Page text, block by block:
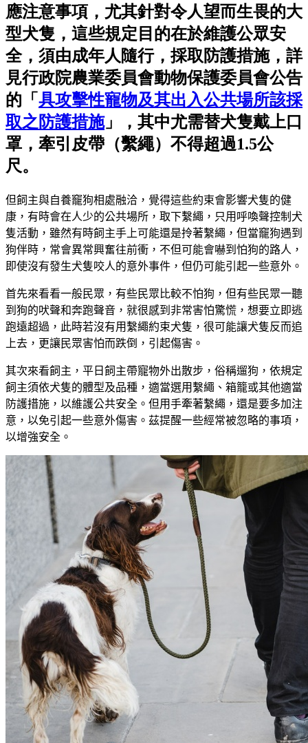
應注意事項，尤其針對令人望而生畏的大
型犬隻，這些規定目的在於維護公眾安
全，須由成年人隨行，採取防護措施，詳
見行政院農業委員會動物保護委員會公告
的「 具攻擊性寵物及其出入公共場所該採
取之防護措施」，其中尤需替犬隻戴上口
罩，牽引皮帶（繫繩）不得超過1.5公
尺。
但飼主與自養竉狗相處融洽，覺得這些約束會影響犬隻的健
康，有時會在人少的公共場所，取下繫繩，只用呼喚聲控制犬
隻活動，雖然有時飼主手上可能還是拎著繫繩，但當竉狗遇到
狗伴時，常會異常興奮往前衝，不但可能會嚇到怕狗的路人，
即使沒有發生犬隻咬人的意外事件，但仍可能引起一些意外。
首先來看看一般民眾，有些民眾比較不怕狗，但有些民眾一聽
到狗的吠聲和奔跑聲音，就很感到非常害怕驚慌，想要立即逃
跑遠超過，此時若沒有用繫繩約束犬隻，很可能讓犬隻反而追
上去，更讓民眾害怕而跌倒，引起傷害。
其次來看飼主，平日飼主帶寵物外出散步，俗稱遛狗，依規定
飼主須依犬隻的體型及品種，適當選用繫繩、箱籠或其他適當
防護措施，以維護公共安全。但用手牽著繫繩，還是要多加注
意，以免引起一些意外傷害。茲提醒一些經常被忽略的事項，
以增強安全。